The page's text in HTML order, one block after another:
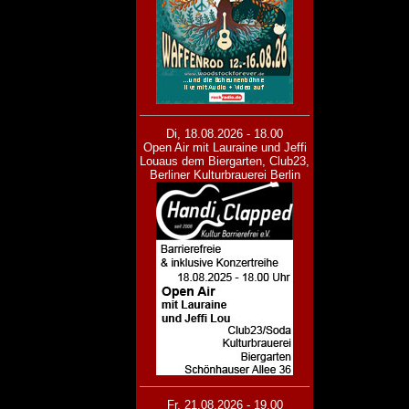
Di, 18.08.2026 - 18.00
Open Air mit Lauraine und Jeffi
Louaus dem Biergarten, Club23,
Berliner Kulturbrauerei Berlin
Fr, 21.08.2026 - 19.00